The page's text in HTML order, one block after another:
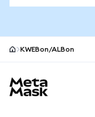
KWEBon/ALBon